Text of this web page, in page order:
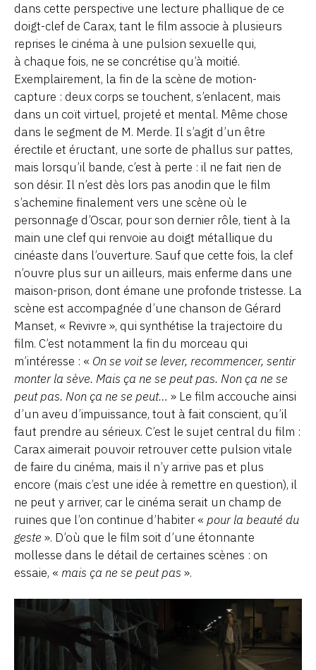
dans cette perspective une lecture phallique de ce
doigt-clef de Carax, tant le film associe à plusieurs
reprises le cinéma à une pulsion sexuelle qui,
à chaque fois, ne se concrétise qu’à moitié.
Exemplairement, la fin de la scène de motion-
capture : deux corps se touchent, s’enlacent, mais
dans un coït virtuel, projeté et mental. Même chose
dans le segment de M. Merde. Il s’agit d’un être
érectile et éructant, une sorte de phallus sur pattes,
mais lorsqu’il bande, c’est à perte : il ne fait rien de
son désir. Il n’est dès lors pas anodin que le film
s’achemine finalement vers une scène où le
personnage d’Oscar, pour son dernier rôle, tient à la
main une clef qui renvoie au doigt métallique du
cinéaste dans l’ouverture. Sauf que cette fois, la clef
n’ouvre plus sur un ailleurs, mais enferme dans une
maison-prison, dont émane une profonde tristesse. La
scène est accompagnée d’une chanson de Gérard
Manset, « Revivre », qui synthétise la trajectoire du
film. C’est notamment la fin du morceau qui
m’intéresse : « On se voit se lever, recommencer, sentir
monter la sève. Mais ça ne se peut pas. Non ça ne se
peut pas. Non ça ne se peut… » Le film accouche ainsi
d’un aveu d’impuissance, tout à fait conscient, qu’il
faut prendre au sérieux. C’est le sujet central du film :
Carax aimerait pouvoir retrouver cette pulsion vitale
de faire du cinéma, mais il n’y arrive pas et plus
encore (mais c’est une idée à remettre en question), il
ne peut y arriver, car le cinéma serait un champ de
ruines que l’on continue d’habiter « pour la beauté du
geste ». D’où que le film soit d’une étonnante
mollesse dans le détail de certaines scènes : on
essaie, « mais ça ne se peut pas ».